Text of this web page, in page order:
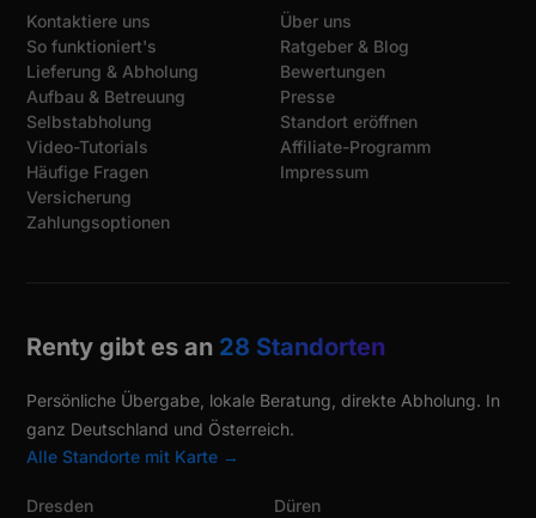
Kontaktiere uns
So funktioniert's
Lieferung & Abholung
Aufbau & Betreuung
Selbstabholung
Video-Tutorials
Häufige Fragen
Versicherung
Zahlungsoptionen
Über uns
Ratgeber & Blog
Bewertungen
Presse
Standort eröffnen
Affiliate-Programm
Impressum
Renty gibt es an 28 Standorten
Persönliche Übergabe, lokale Beratung, direkte Abholung. In
ganz Deutschland und Österreich.
Alle Standorte mit Karte →
Dresden
Düren